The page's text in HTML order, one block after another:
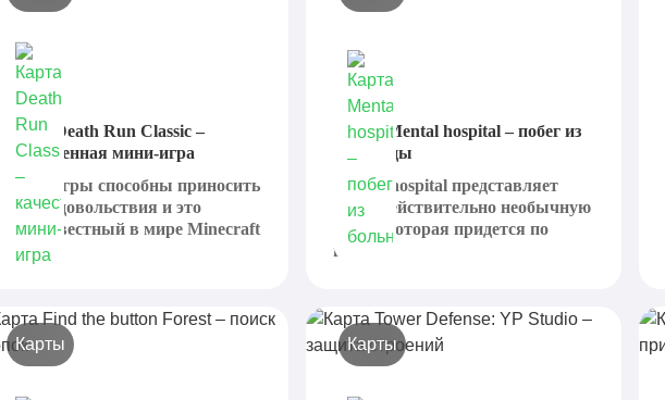
Карта Death Run Classic –
качественная мини-игра
Мини-игры способны приносить
массу удовольствия и это
общеизвестный в мире Minecraft
факт....
Карта Mental hospital – побег из
больницы
Mental hospital представляет
собой действительно необычную
карту, которая придется по
вкусу...
Карты Карты